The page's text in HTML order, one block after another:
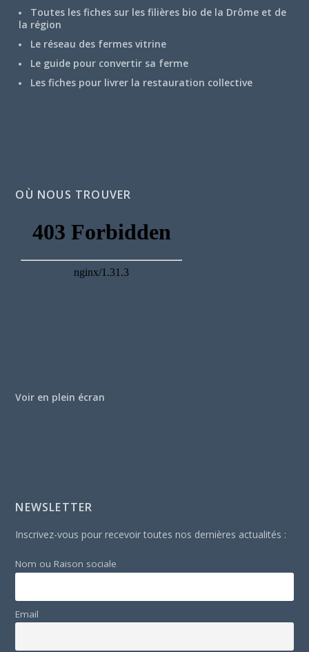
Toutes les fiches sur les filières bio de la Drôme et de
la région
Le réseau des fermes vitrine
Le guide pour convertir sa ferme
Les fiches pour livrer la restauration collective
OÙ NOUS TROUVER
Voir en plein écran
NEWSLETTER
Inscrivez-vous pour recevoir toutes nos dernières actualités :
Nom ou Raison sociale
Email